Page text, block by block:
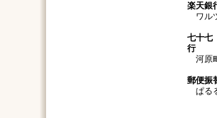
楽天銀
ワル
七十七
行
河原
郵便振
ぱる